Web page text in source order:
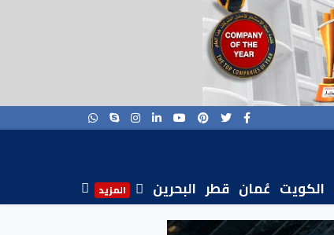
الكويت عُمان قطر البحرين المزيد